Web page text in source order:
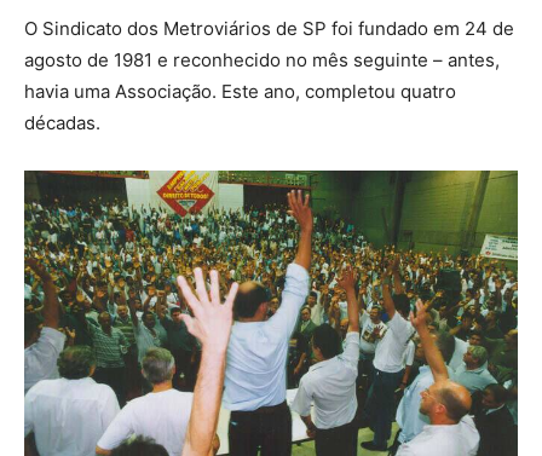
O Sindicato dos Metroviários de SP foi fundado em 24 de
agosto de 1981 e reconhecido no mês seguinte – antes,
havia uma Associação. Este ano, completou quatro
décadas.